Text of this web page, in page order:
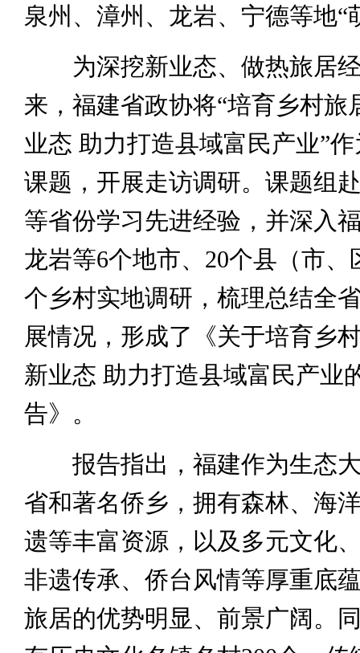
泉州、漳州、龙岩、宁德等地“
为深挖新业态、做热旅居经
来，福建省政协将“培育乡村旅
业态 助力打造县域富民产业”
课题，开展走访调研。课题组
等省份学习先进经验，并深入
龙岩等6个地市、20个县（市、
个乡村实地调研，梳理总结全
展情况，形成了《关于培育乡
新业态 助力打造县域富民产业
告》。
报告指出，福建作为生态大
省和著名侨乡，拥有森林、海
遗等丰富资源，以及多元文化
非遗传承、侨台风情等厚重底
旅居的优势明显、前景广阔。